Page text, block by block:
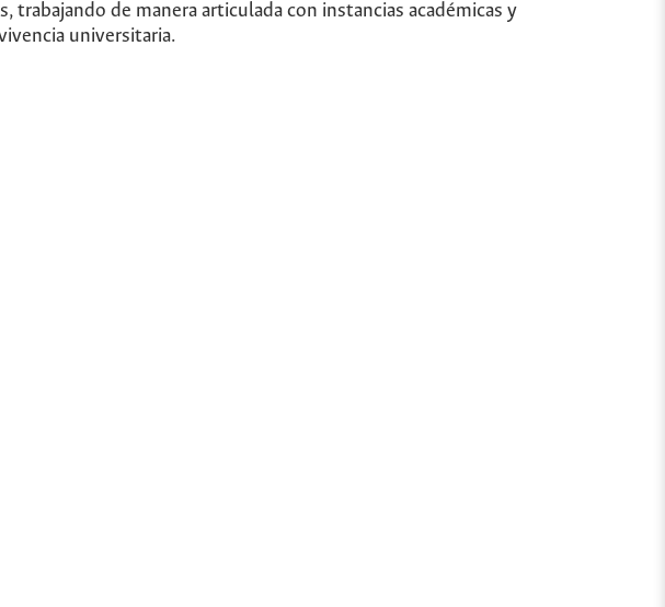
de manera articulada con instancias académicas y
universitaria.